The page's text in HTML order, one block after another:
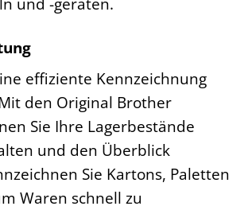
effiziente Kennzeichnung
den Original Brother
Sie Ihre Lagerbestände
und den Überblick
Sie Kartons, Paletten
Waren schnell zu